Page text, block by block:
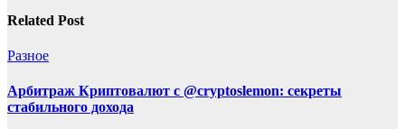
Related Post
Разное
Арбитраж Криптовалют с @cryptoslemon: секреты
стабильного дохода